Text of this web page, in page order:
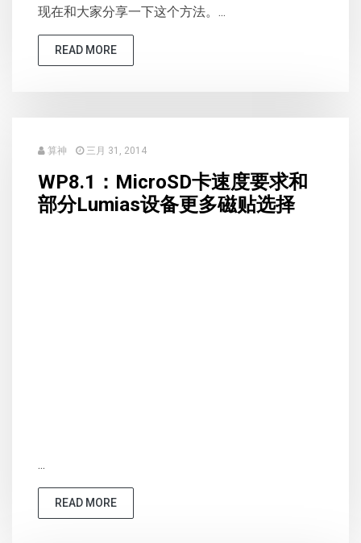
现在和大家分享一下这个方法。...
READ MORE
算神 三月 31, 2014
WP8.1：MicroSD卡速度要求和
部分Lumias设备更多磁贴选择
...
READ MORE